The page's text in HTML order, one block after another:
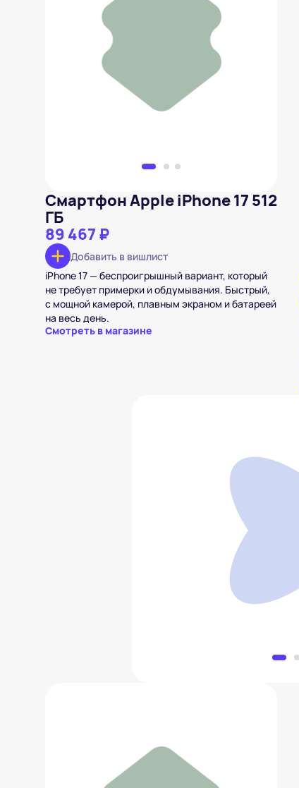
Смартфон Apple iPhone 17 512 ГБ
Смартфон Apple iPhone 17 512
ГБ
89 467 ₽
Добавить в вишлист
iPhone 17 — беспроигрышный вариант, который
не требует примерки и обдумывания. Быстрый,
с мощной камерой, плавным экраном и батареей
на весь день.
Смотреть в магазине